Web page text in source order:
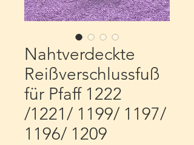
Nahtverdeckte
Reißverschlussfuß
für Pfaff 1222
/1221/ 1199/ 1197/
1196/ 1209